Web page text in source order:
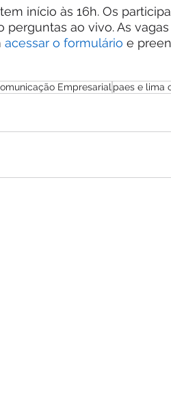
início às 16h. Os
ao vivo. As vagas
acessar o formulário e
Empresarial paes e lima